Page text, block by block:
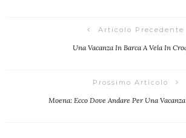
Articolo Precedente
Una Vacanza In Barca A Vela In
Prossimo Articolo
Moena: Ecco Dove Andare Per Una